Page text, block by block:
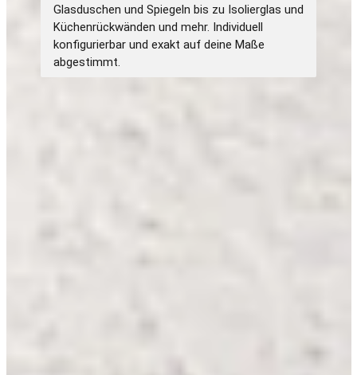
Glasduschen und Spiegeln bis zu Isolierglas und
Küchenrückwänden und mehr. Individuell
konfigurierbar und exakt auf deine Maße
abgestimmt.